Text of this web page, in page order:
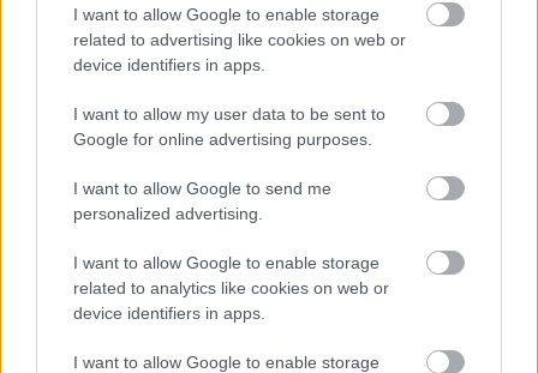
I want to allow Google to enable storage
related to advertising like cookies on web or
device identifiers in apps.
I want to allow my user data to be sent to
Google for online advertising purposes.
I want to allow Google to send me
personalized advertising.
I want to allow Google to enable storage
related to analytics like cookies on web or
device identifiers in apps.
I want to allow Google to enable storage